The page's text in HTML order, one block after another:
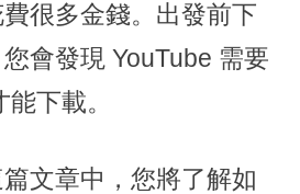
很多金錢。出發前下
會發現 YouTube 需要
下載。
文章中，您將了解如